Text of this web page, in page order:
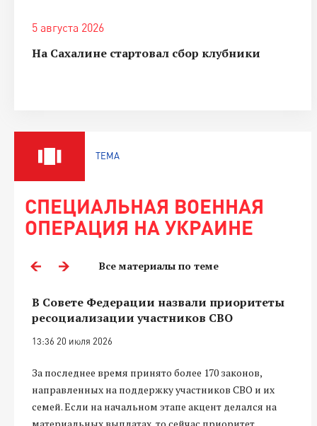
5 августа 2026
На Сахалине стартовал сбор клубники
ТЕМА
СПЕЦИАЛЬНАЯ ВОЕННАЯ
ОПЕРАЦИЯ НА УКРАИНЕ
Все материалы по теме
В Совете Федерации назвали приоритеты
ресоциализации участников СВО
13:36 20 июля 2026
За последнее время принято более 170 законов,
направленных на поддержку участников СВО и их
семей. Если на начальном этапе акцент делался на